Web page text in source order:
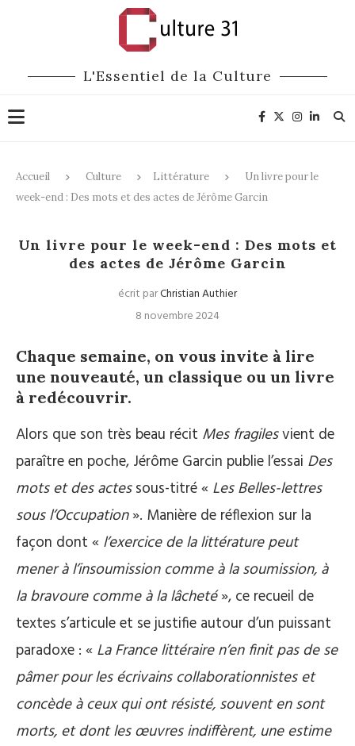
L'Essentiel de la Culture
Accueil Culture Littérature
Un livre pour le
week-end : Des mots et des actes de Jérôme Garcin
Un livre pour le week-end : Des mots et
des actes de Jérôme Garcin
écrit parChristian Authier
8 novembre 2024
Chaque semaine, on vous invite à lire
une nouveauté, un classique ou un livre
à redécouvrir.
Alors que son très beau récit Mes fragilesvient de
paraître en poche, Jérôme Garcin publie l’essai Des
mots et des actessous-titré « Les Belles-lettres
sous l’Occupation». Manière de réflexion sur la
façon dont « l’exercice de la littérature peut
mener à l’insoumission comme à la soumission, à
la bravoure comme à la lâcheté», ce recueil de
textes s’articule et se justifie autour d’un puissant
paradoxe : « La France littéraire n’en finit pas de se
pâmer pour les écrivains collaborationnistes et
concède à ceux qui ont résisté, souvent en sont
morts, et dont les œuvres indiffèrent, une estime